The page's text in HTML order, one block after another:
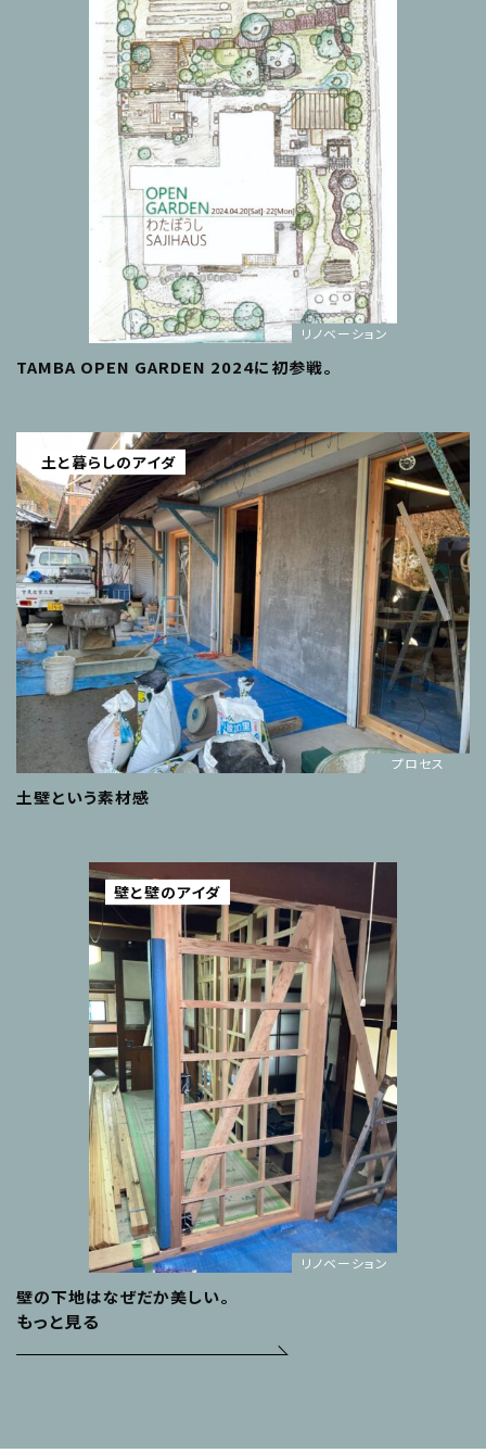
リノベーション
TAMBA OPEN GARDEN 2024に初参戦。
土と暮らしのアイダ
プロセス
土壁という素材感
壁と壁のアイダ
リノベーション
壁の下地はなぜだか美しい。
もっと見る